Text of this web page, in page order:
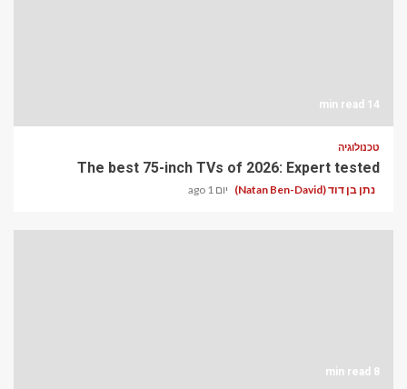
14 min read
טכנולוגיה
The best 75-inch TVs of 2026: Expert tested
נתן בן דוד (Natan Ben-David) יום 1 ago
8 min read